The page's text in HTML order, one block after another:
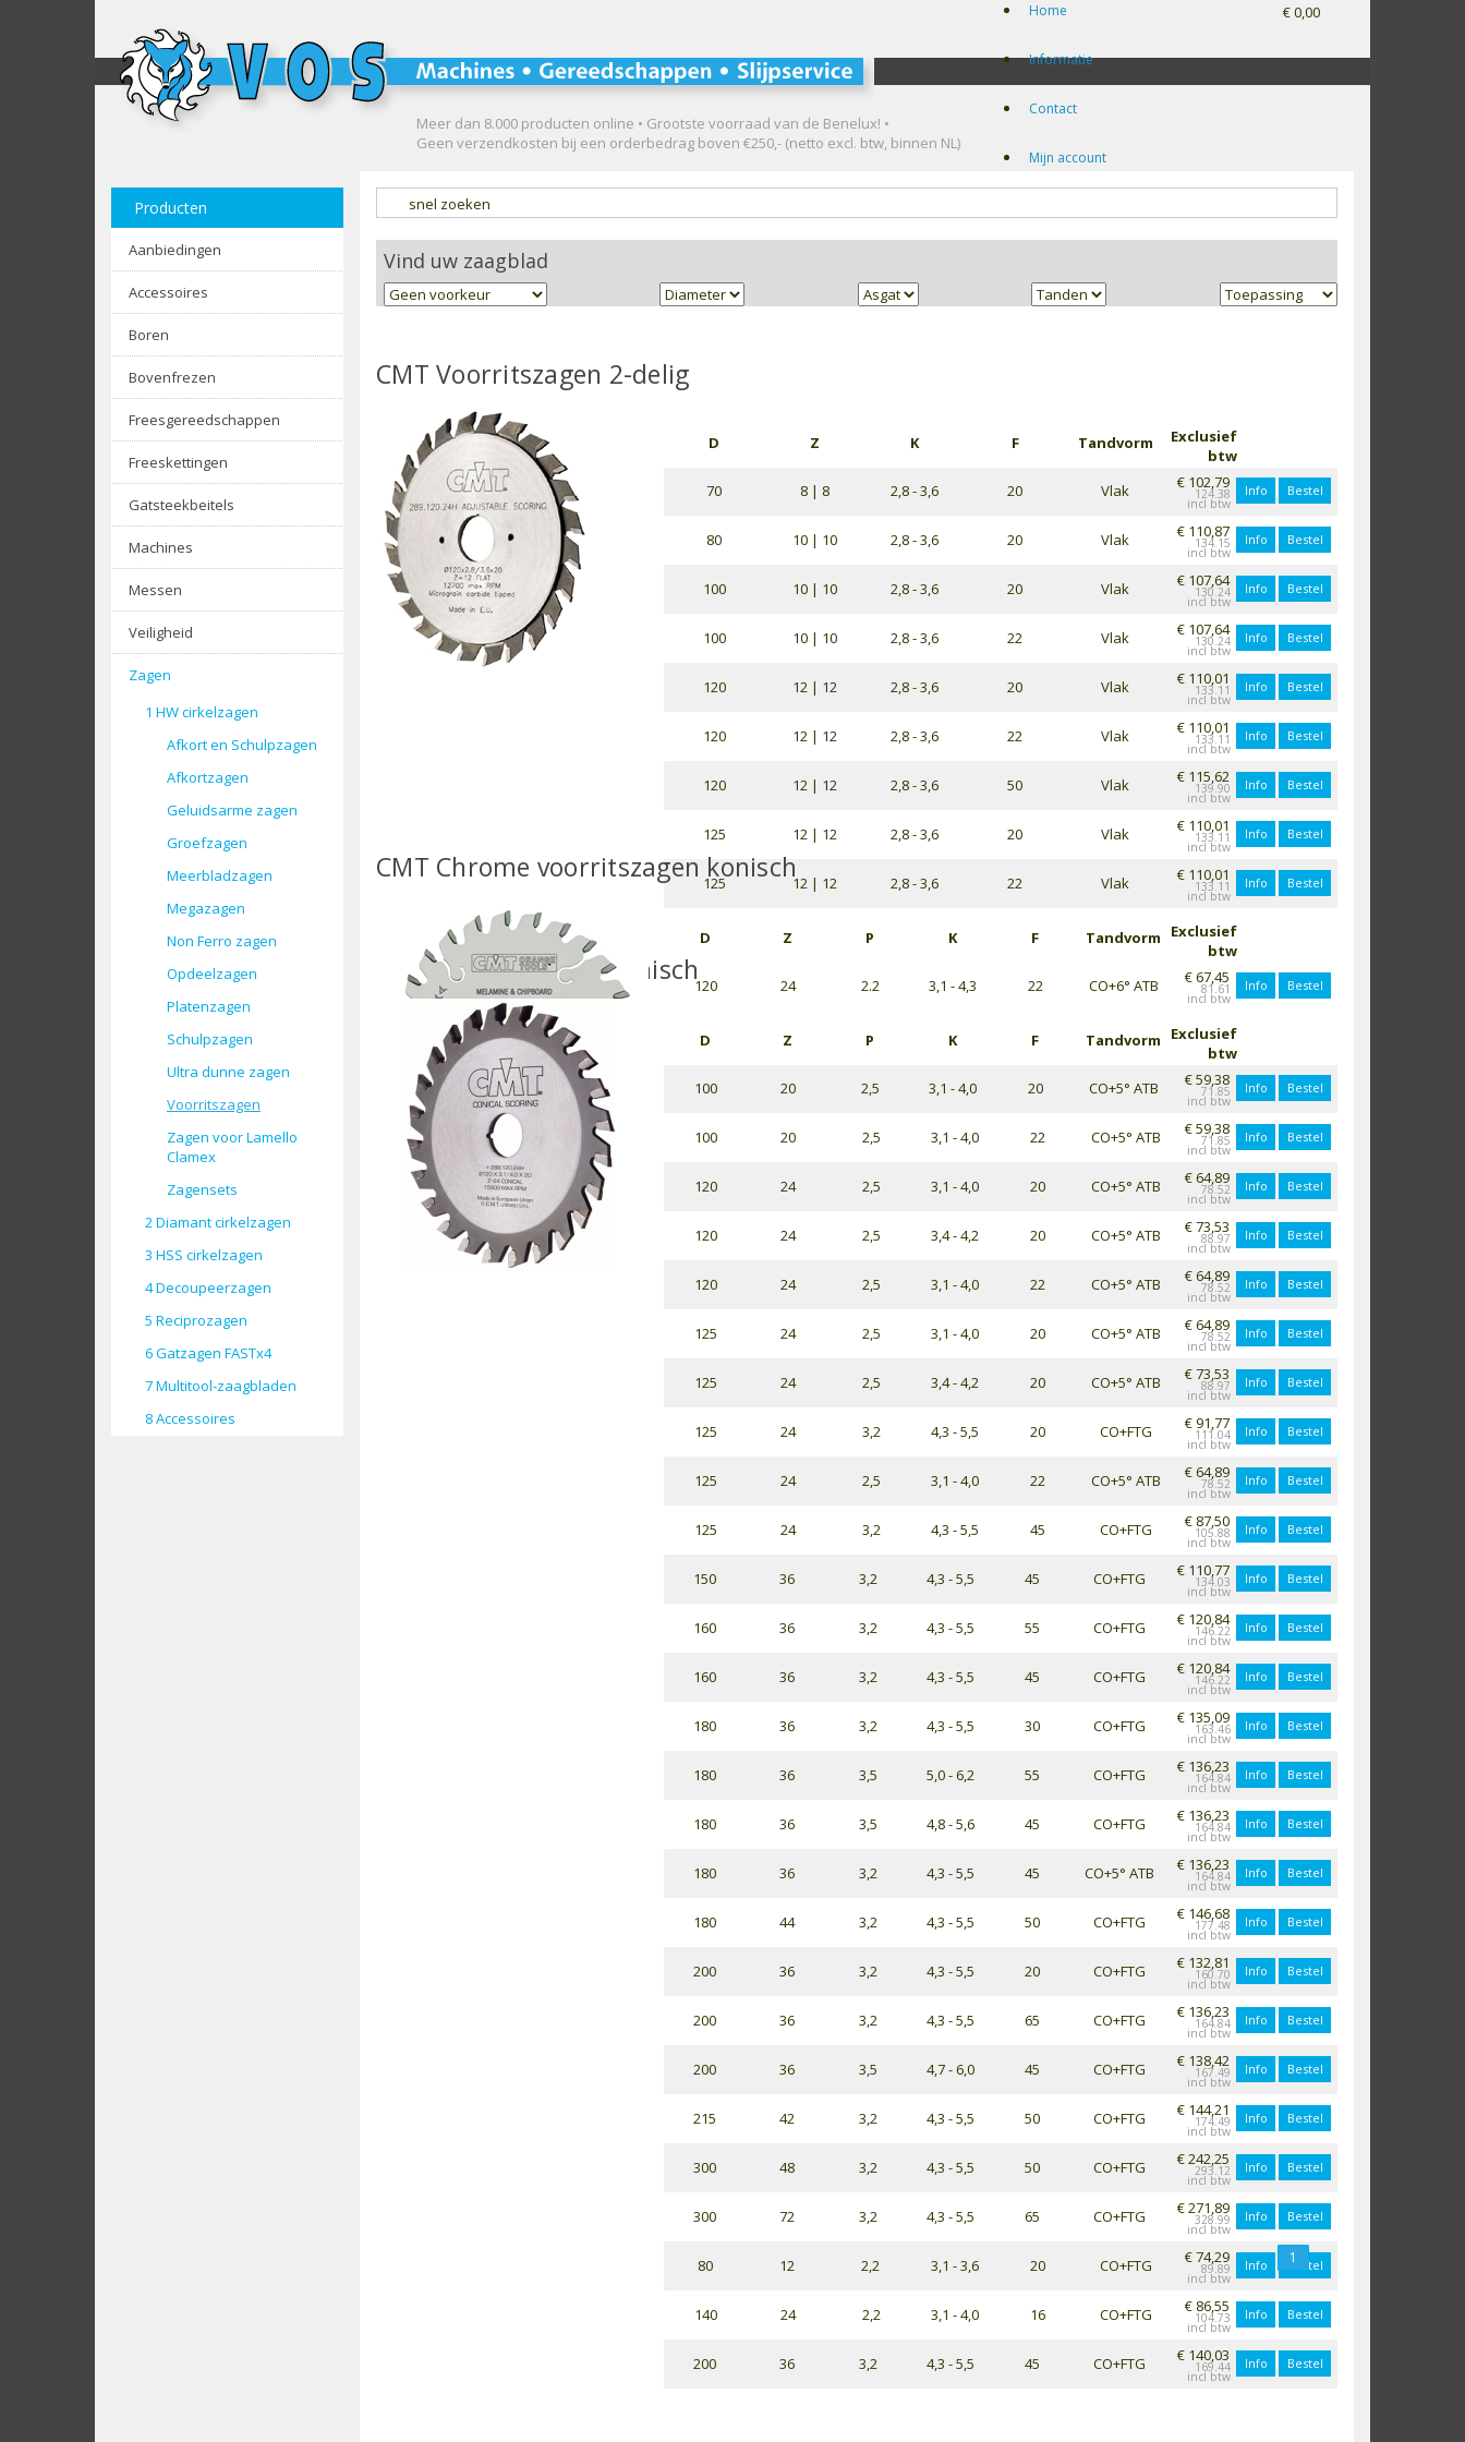
Meer dan 8.000 producten online • Grootste voorraad van de Benelux! •
Geen verzendkosten bij een orderbedrag boven €250,- (netto excl. btw, binnen NL)
€ 0,00
Home
Informatie
Contact
Mijn account
Producten
Aanbiedingen
Accessoires
Boren
Bovenfrezen
Freesgereedschappen
Freeskettingen
Gatsteekbeitels
Machines
Messen
Veiligheid
Zagen
1 HW cirkelzagen
Afkort en Schulpzagen
Afkortzagen
Geluidsarme zagen
Groefzagen
Meerbladzagen
Megazagen
Non Ferro zagen
Opdeelzagen
Platenzagen
Schulpzagen
Ultra dunne zagen
Voorritszagen
Zagen voor Lamello
Clamex
Zagensets
2 Diamant cirkelzagen
3 HSS cirkelzagen
4 Decoupeerzagen
5 Reciprozagen
6 Gatzagen FASTx4
7 Multitool-zaagbladen
8 Accessoires
snel zoeken
Vind uw zaagblad
CMT Voorritszagen 2-delig
D Z K F Tandvorm
Exclusief
btw
70
8 | 8 2,8 - 3,6 20 Vlak € 102,79
124.38 Info Bestel
80 10 | 10 2,8 - 3,6 20 Vlak € 110,87
134.15 Info Bestel
100 10 | 10 2,8 - 3,6 20 Vlak € 107,64
130.24 Info Bestel
100 10 | 10 2,8 - 3,6 22 Vlak € 107,64
130.24 Info Bestel
120 12 | 12 2,8 - 3,6 20 Vlak € 110,01
133.11 Info Bestel
120 12 | 12 2,8 - 3,6 22 Vlak € 110,01
133.11 Info Bestel
120 12 | 12 2,8 - 3,6 50 Vlak € 115,62
139.90 Info Bestel
125 12 | 12 2,8 - 3,6 20 Vlak € 110,01
133.11 Info Bestel
125 12 | 12 2,8 - 3,6 22 Vlak € 110,01
133.11 Info Bestel
CMT Chrome voorritszagen konisch
D Z P K F Tandvorm
Exclusief
btw
120
24 2.2 3,1 - 4,3 22 CO+6° ATB € 67,45
81.61 Info Bestel
CMT Voorritszagen konisch
D Z P K F Tandvorm
Exclusief
btw
100
20 2,5 3,1 - 4,0 20 CO+5° ATB € 59,38
71.85 Info Bestel
100 20 2,5 3,1 - 4,0 22 CO+5° ATB € 59,38
71.85 Info Bestel
120 24 2,5 3,1 - 4,0 20 CO+5° ATB € 64,89
78.52 Info Bestel
120 24 2,5 3,4 - 4,2 20 CO+5° ATB € 73,53
88.97 Info Bestel
120 24 2,5 3,1 - 4,0 22 CO+5° ATB € 64,89
78.52 Info Bestel
125 24 2,5 3,1 - 4,0 20 CO+5° ATB € 64,89
78.52 Info Bestel
125 24 2,5 3,4 - 4,2 20 CO+5° ATB € 73,53
88.97 Info Bestel
125 24 3,2 4,3 - 5,5 20 CO+FTG € 91,77
111.04 Info Bestel
125 24 2,5 3,1 - 4,0 22 CO+5° ATB € 64,89
78.52 Info Bestel
125 24 3,2 4,3 - 5,5 45 CO+FTG € 87,50
105.88 Info Bestel
150 36 3,2 4,3 - 5,5 45 CO+FTG € 110,77
134.03 Info Bestel
160 36 3,2 4,3 - 5,5 55 CO+FTG € 120,84
146.22 Info Bestel
160 36 3,2 4,3 - 5,5 45 CO+FTG € 120,84
146.22 Info Bestel
180 36 3,2 4,3 - 5,5 30 CO+FTG € 135,09
163.46 Info Bestel
180 36 3,5 5,0 - 6,2 55 CO+FTG € 136,23
164.84 Info Bestel
180 36 3,5 4,8 - 5,6 45 CO+FTG € 136,23
164.84 Info Bestel
180 36 3,2 4,3 - 5,5 45 CO+5° ATB € 136,23
164.84 Info Bestel
180 44 3,2 4,3 - 5,5 50 CO+FTG € 146,68
177.48 Info Bestel
200 36 3,2 4,3 - 5,5 20 CO+FTG € 132,81
160.70 Info Bestel
200 36 3,2 4,3 - 5,5 65 CO+FTG € 136,23
164.84 Info Bestel
200 36 3,5 4,7 - 6,0 45 CO+FTG € 138,42
167.49 Info Bestel
215 42 3,2 4,3 - 5,5 50 CO+FTG € 144,21
174.49 Info Bestel
300 48 3,2 4,3 - 5,5 50 CO+FTG € 242,25
293.12 Info Bestel
300 72 3,2 4,3 - 5,5 65 CO+FTG € 271,89
328.99 Info Bestel
80 12 2,2 3,1 - 3,6 20 CO+FTG € 74,29
89.89 Info Bestel
140 24 2,2 3,1 - 4,0 16 CO+FTG € 86,55
104.73 Info Bestel
200 36 3,2 4,3 - 5,5 45 CO+FTG € 140,03
169.44 Info Bestel
1